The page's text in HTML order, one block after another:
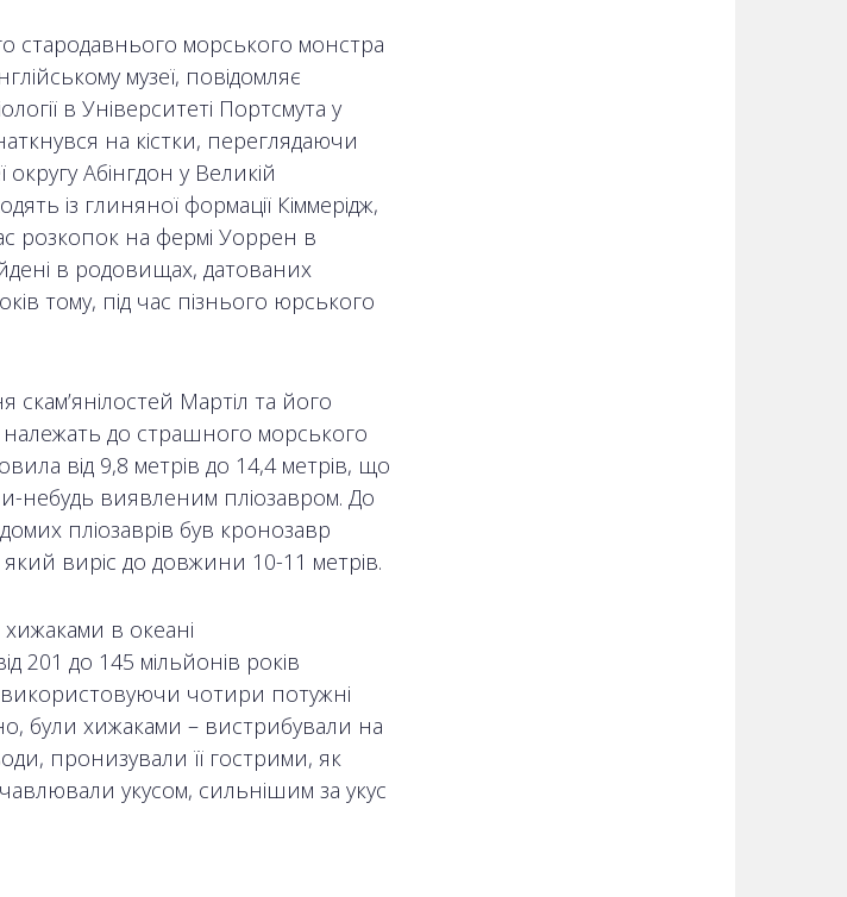
стародавнього морського монстра
музеї, повідомляє
в Університеті Портсмута у
на кістки, переглядаючи
Абінгдон у Великій
із глиняної формації Кіммерідж,
розкопок на фермі Уоррен в
в родовищах, датованих
тому, під час пізнього юрського
Мартіл та його
до страшного морського
від 9,8 метрів до 14,4 метрів, що
небудь виявленим пліозавром. До
пліозаврів був кронозавр
виріс до довжини 10-11 метрів.
в океані
201 до 145 мільйонів років
чотири потужні
були хижаками – вистрибували на
пронизували її гострими, як
укусом, сильнішим за укус